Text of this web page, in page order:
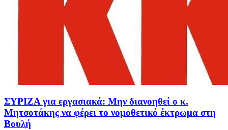
ΣΥΡΙΖΑ για εργασιακά: Μην διανοηθεί ο κ.
Μητσοτάκης να φέρει το νομοθετικό έκτρωμα στη
Βουλή